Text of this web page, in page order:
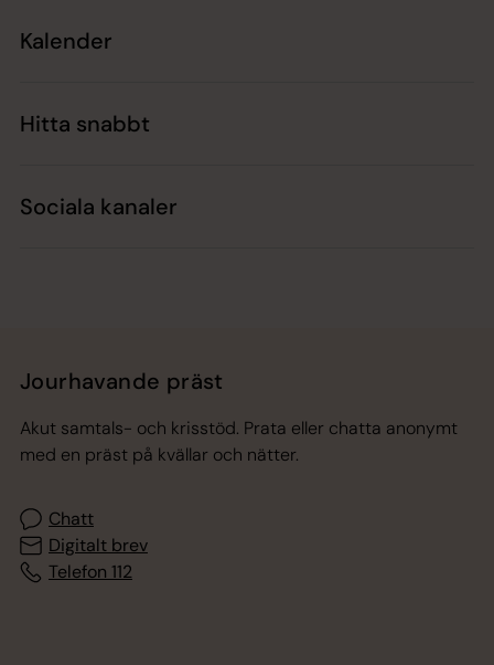
Kalender
Hitta snabbt
Sociala kanaler
Jourhavande präst
Akut samtals- och krisstöd. Prata eller chatta anonymt
med en präst på kvällar och nätter.
Chatt
Digitalt brev
Telefon 112